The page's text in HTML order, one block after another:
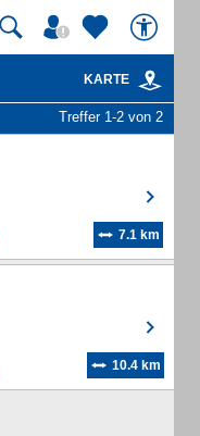
KARTE
Treffer 1-2 von 2
7.1 km
10.4 km